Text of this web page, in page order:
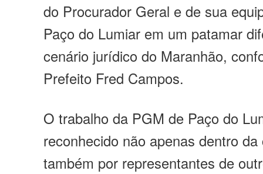
do Procurador Geral e de sua
Paço do Lumiar em um patamar
cenário jurídico do Maranhão,
Prefeito Fred Campos.
O trabalho da PGM de Paço do
reconhecido não apenas dentro
também por representantes de